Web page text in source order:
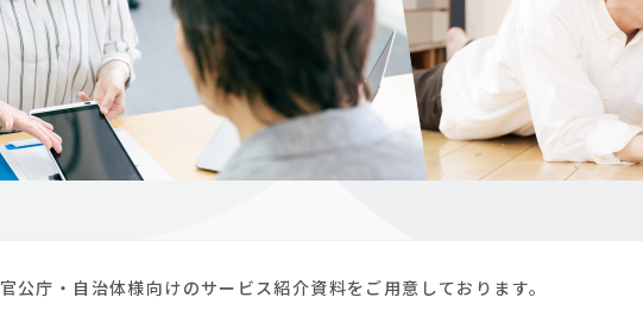
官公庁・自治体様向けのサービス紹介資料をご用意しております。